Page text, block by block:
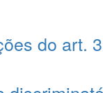
do art.